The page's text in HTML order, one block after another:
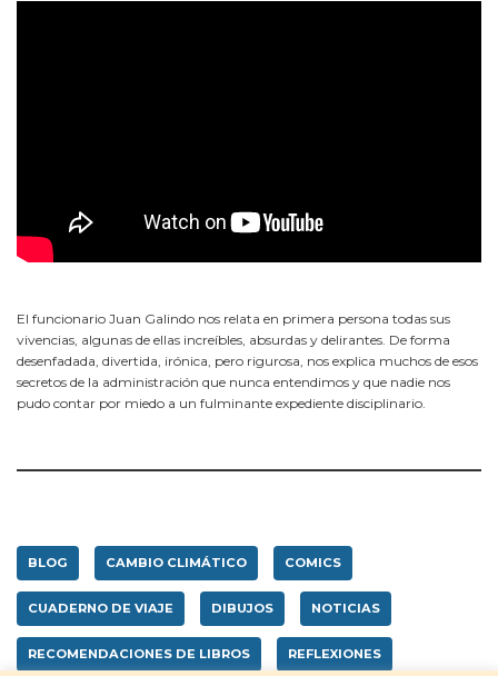
El funcionario Juan Galindo nos relata en primera persona todas sus
vivencias, algunas de ellas increíbles, absurdas y delirantes. De forma
desenfadada, divertida, irónica, pero rigurosa, nos explica muchos de esos
secretos de la administración que nunca entendimos y que nadie nos
pudo contar por miedo a un fulminante expediente disciplinario.
BLOG CAMBIO CLIMÁTICO COMICS
CUADERNO DE VIAJE DIBUJOS NOTICIAS
RECOMENDACIONES DE LIBROS REFLEXIONES